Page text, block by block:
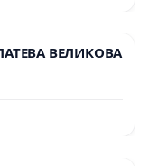
ВЕЛИКОВА